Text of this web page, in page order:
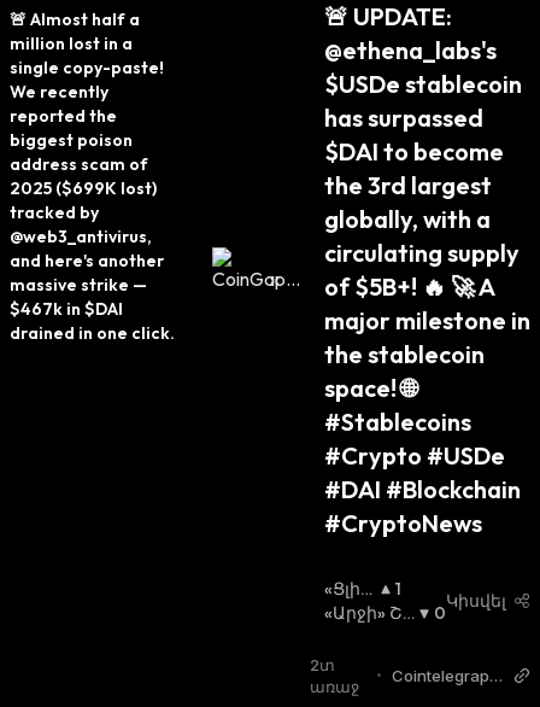
aph T
witter
🚨 Almost half a
million lost in a
single copy-paste!
We recently
reported the
biggest poison
address scam of
2025 ($699K lost)
tracked by
@web3_antivirus,
and here's another
massive strike —
$467k in $DAI
drained in one click.
🚨 UPDATE:
@ethena_labs's
$USDe stablecoin
has surpassed
$DAI to become
the 3rd largest
globally, with a
circulating supply
of $5B+! 🔥 🚀 A
major milestone in
the stablecoin
space! 🌐
#Stablecoins
#Crypto #USDe
#DAI #Blockchain
#CryptoNews
«Ցլի»
Շուկ
1
«Արջի» Շո
0
Կիսվել
2տ
առաջ
•
Cointelegraph